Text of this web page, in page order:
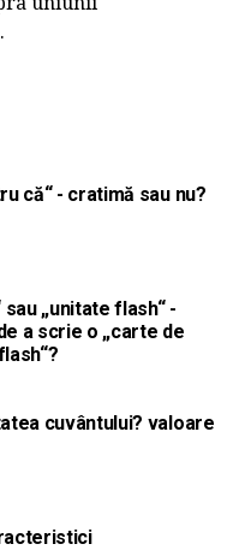
că“ - cratimă sau nu?
„unitate flash“ -
a scrie o „carte de
cuvântului? valoare